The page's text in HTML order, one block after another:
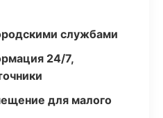
службами
24/7,
для малого